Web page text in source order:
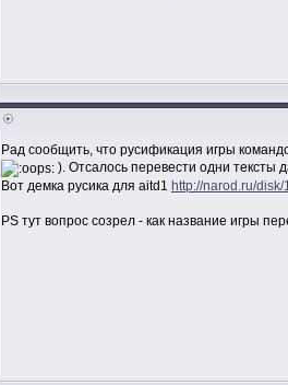
Рад сообщить, что русификация игры
). Отсалось перевести одни тексты
Вот демка русика для aitd1 http://narod.ru/
PS тут вопрос созрел - как название игры